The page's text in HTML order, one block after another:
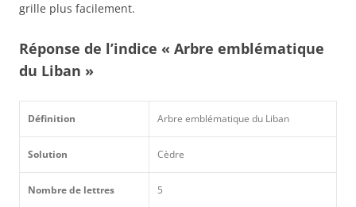
grille plus facilement.
Réponse de l’indice « Arbre emblématique
du Liban »
Définition Arbre emblématique du Liban
Solution Cèdre
Nombre de lettres 5